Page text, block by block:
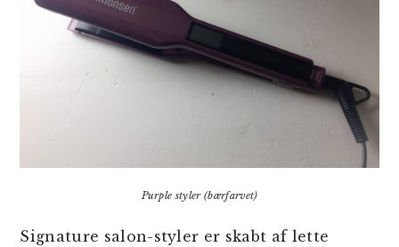
Purple styler (bærfarvet)
Signature salon-styler er skabt af lette